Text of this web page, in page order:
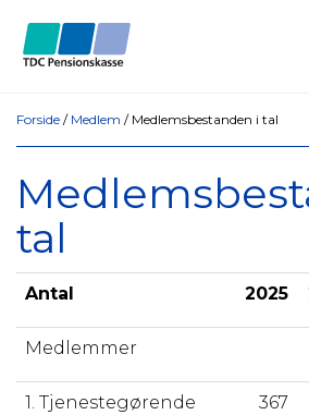
Forside / Medlem / Medlemsbestanden i tal
tal
Antal 2025
Medlemmer
1. Tjenestegørende 367